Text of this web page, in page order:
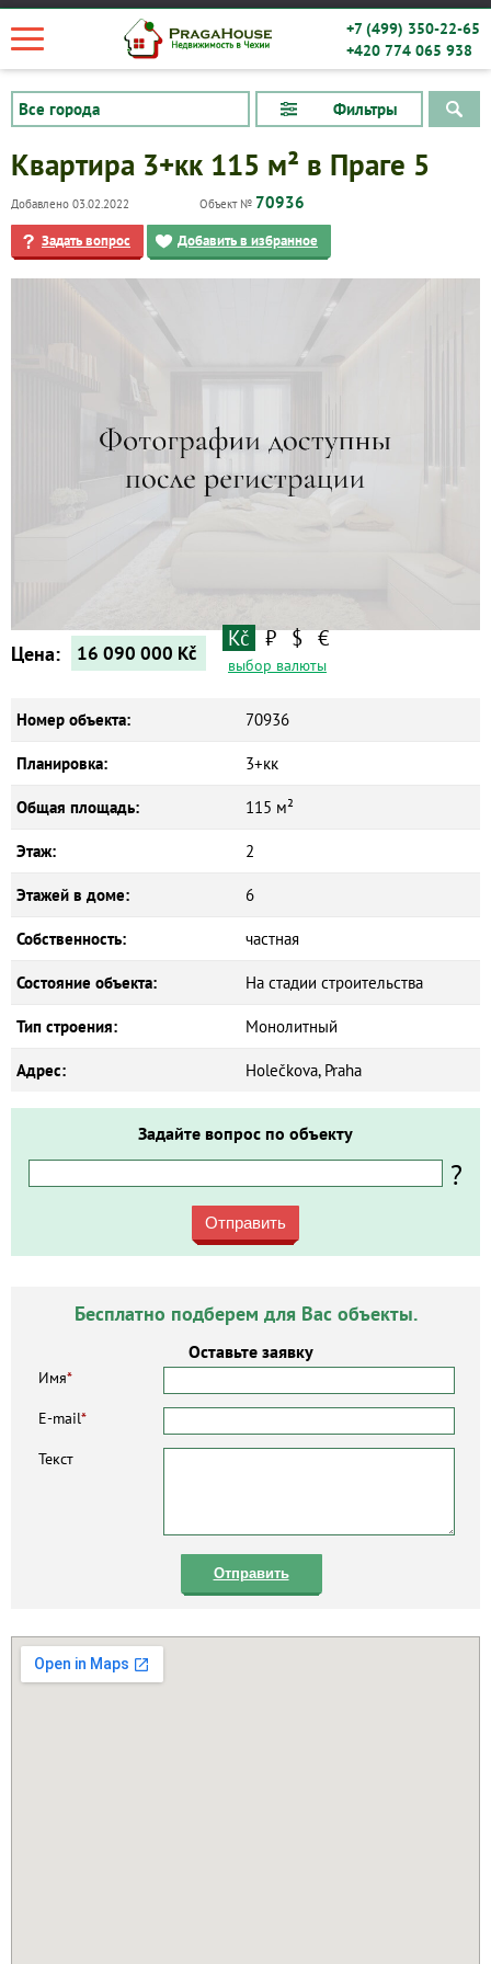
+7 (499) 350-22-65
+420 774 065 938
Фильтры
Квартира 3+кк 115 м² в Праге 5
Добавлено 03.02.2022 Объект № 70936
Задать вопрос Добавить в избранное
Цена: 16 090 000 Kč
Kč ₽ $ €
выбор валюты
Номер объекта: 70936
Планировка: 3+кк
Общая площадь: 115 м²
Этаж: 2
Этажей в доме: 6
Собственность: частная
Состояние объекта: На стадии строительства
Тип строения: Монолитный
Адрес: Holečkova, Praha
Задайте вопрос по объекту
?
Отправить
Бесплатно подберем для Вас объекты.
Оставьте заявку
Имя*
E-mail*
Текст
Отправить